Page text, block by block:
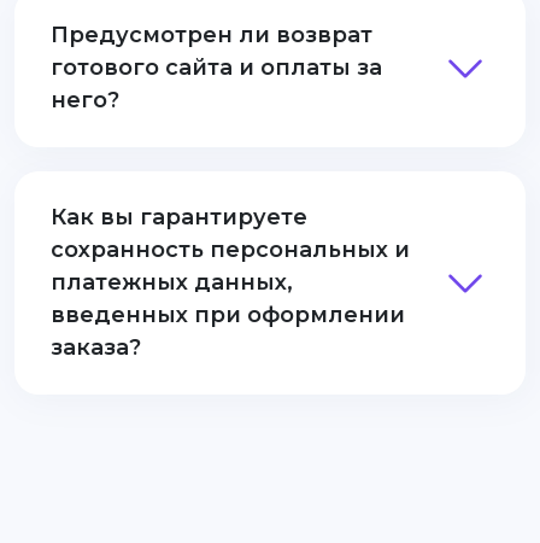
Предусмотрен ли возврат
готового сайта и оплаты за
него?
Как вы гарантируете
сохранность персональных и
платежных данных,
введенных при оформлении
заказа?